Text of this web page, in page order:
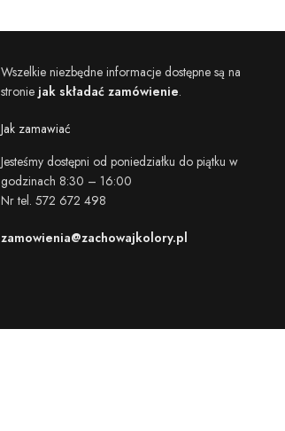
Wszelkie niezbędne informacje dostępne są na
stronie jak składać zamówienie.
Jak zamawiać
Jesteśmy dostępni od poniedziałku do piątku w
godzinach 8:30 – 16:00
Nr tel. 572 672 498
zamowienia@zachowajkolory.pl